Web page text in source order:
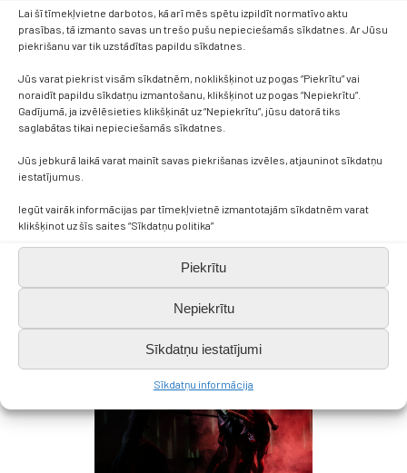
Lai šī tīmekļvietne darbotos, kā arī mēs spētu izpildīt normatīvo aktu
prasības, tā izmanto savas un trešo pušu nepieciešamās sīkdatnes. Ar Jūsu
piekrišanu var tik uzstādītas papildu sīkdatnes.
Jūs varat piekrist visām sīkdatnēm, noklikšķinot uz pogas “Piekrītu” vai
noraidīt papildu sīkdatņu izmantošanu, klikšķinot uz pogas “Nepiekrītu”.
Gadījumā, ja izvēlēsieties klikšķināt uz “Nepiekrītu”, jūsu datorā tiks
saglabātas tikai nepieciešamās sīkdatnes.
Jūs jebkurā laikā varat mainīt savas piekrišanas izvēles, atjauninot sīkdatņu
iestatījumus.
Iegūt vairāk informācijas par tīmekļvietnē izmantotajām sīkdatnēm varat
klikšķinot uz šīs saites “Sīkdatņu politika”
Piekrītu
Nepiekrītu
Sīkdatņu iestatījumi
Sīkdatņu informācija